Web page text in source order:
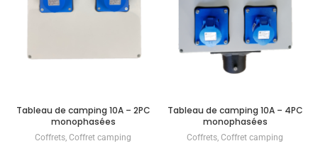
Tableau de camping 10A – 2PC
monophasées
Coffrets, Coffret camping
Tableau de camping 10A – 4PC
monophasées
Coffrets, Coffret camping